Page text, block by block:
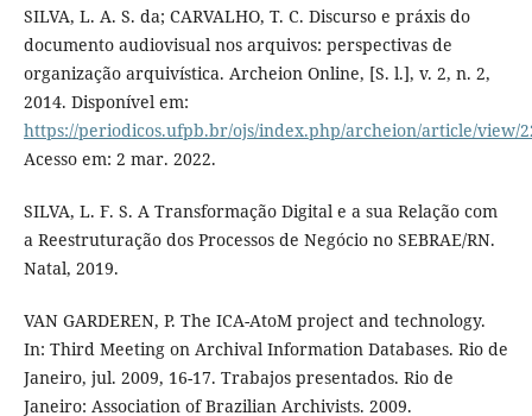
SILVA, L. A. S. da; CARVALHO, T. C. Discurso e práxis do
documento audiovisual nos arquivos: perspectivas de
organização arquivística. Archeion Online, [S. l.], v. 2, n. 2,
2014. Disponível em:
https://periodicos.ufpb.br/ojs/index.php/archeion/article/view/
Acesso em: 2 mar. 2022.
SILVA, L. F. S. A Transformação Digital e a sua Relação com
a Reestruturação dos Processos de Negócio no SEBRAE/RN.
Natal, 2019.
VAN GARDEREN, P. The ICA-AtoM project and technology.
In: Third Meeting on Archival Information Databases. Rio de
Janeiro, jul. 2009, 16-17. Trabajos presentados. Rio de
Janeiro: Association of Brazilian Archivists. 2009.